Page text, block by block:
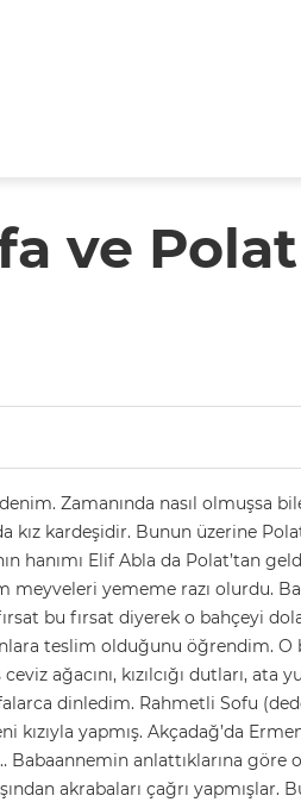
ve Polat
Zamanında nasıl olmuşsa
kız kardeşidir. Bunun üzerine
hanımı Elif Abla da Polat’tan
yememe razı olurdu.
bu fırsat diyerek o bahçeyi
teslim olduğunu öğrendim. O
ağacını, kızılcığı dutları, ata
dinledim. Rahmetli Sofu
yapmış. Akçadağ’da
anlattıklarına
akrabaları çağrı yapmışlar.